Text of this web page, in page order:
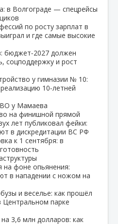
в Волгограде — спецрейсы
по росту зарплат в
и где самые высокие
бюджет‑2027 должен
соцподдержку и рост
у гимназии № 10:
10‑летней
у Мамаева
на финишной прямой
лет публиковал фейки:
в дискредитации ВС РФ
к 1 сентября: в
на фоне опьянения:
в нападении с ножом на
и веселье: как прошёл
Центральном парке
3,6 млн долларов: как